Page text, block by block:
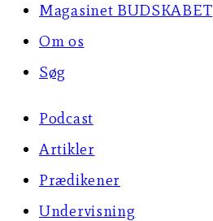
Magasinet BUDSKABET
Om os
Søg
Podcast
Artikler
Prædikener
Undervisning